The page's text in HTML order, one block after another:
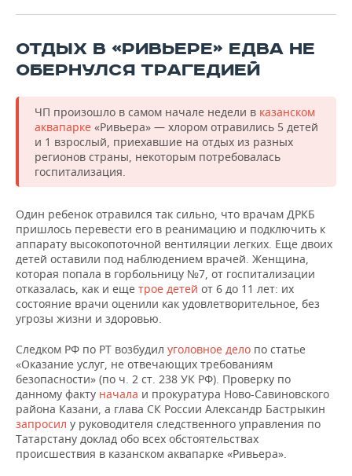
ОТДЫХ В «РИВЬЕРЕ» ЕДВА НЕ
ОБЕРНУЛСЯ ТРАГЕДИЕЙ
ЧП произошло в самом начале недели в казанском
аквапарке «Ривьера» — хлором отравились 5 детей
и 1 взрослый, приехавшие на отдых из разных
регионов страны, некоторым потребовалась
госпитализация.
Один ребенок отравился так сильно, что врачам ДРКБ
пришлось перевести его в реанимацию и подключить к
аппарату высокопоточной вентиляции легких. Еще двоих
детей оставили под наблюдением врачей. Женщина,
которая попала в горбольницу №7, от госпитализации
отказалась, как и еще трое детей от 6 до 11 лет: их
состояние врачи оценили как удовлетворительное, без
угрозы жизни и здоровью.
Следком РФ по РТ возбудил уголовное дело по статье
«Оказание услуг, не отвечающих требованиям
безопасности» (по ч. 2 ст. 238 УК РФ). Проверку по
данному факту начала и прокуратура Ново-Савиновского
района Казани, а глава СК России Александр Бастрыкин
запросил у руководителя следственного управления по
Татарстану доклад обо всех обстоятельствах
происшествия в казанском аквапарке «Ривьера».